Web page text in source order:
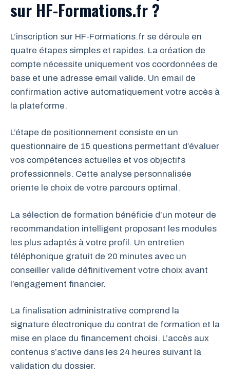
sur HF-Formations.fr ?
L’inscription sur HF-Formations.fr se déroule en
quatre étapes simples et rapides. La création de
compte nécessite uniquement vos coordonnées de
base et une adresse email valide. Un email de
confirmation active automatiquement votre accès à
la plateforme.
L’étape de positionnement consiste en un
questionnaire de 15 questions permettant d’évaluer
vos compétences actuelles et vos objectifs
professionnels. Cette analyse personnalisée
oriente le choix de votre parcours optimal.
La sélection de formation bénéficie d’un moteur de
recommandation intelligent proposant les modules
les plus adaptés à votre profil. Un entretien
téléphonique gratuit de 20 minutes avec un
conseiller valide définitivement votre choix avant
l’engagement financier.
La finalisation administrative comprend la
signature électronique du contrat de formation et la
mise en place du financement choisi. L’accès aux
contenus s’active dans les 24 heures suivant la
validation du dossier.